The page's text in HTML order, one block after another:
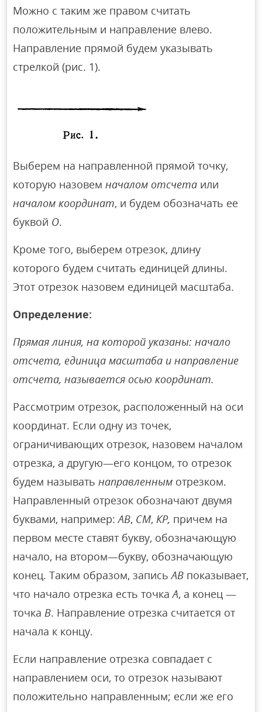
Можно с таким же правом считать
положительным и направление влево.
Направление прямой будем указывать
стрелкой (рис. 1).
Выберем на направленной прямой точку,
которую назовем началом отсчета или
началом координат, и будем обозначать ее
буквой О.
Кроме того, выберем отрезок, длину
которого будем считать единицей длины.
Этот отрезок назовем единицей масштаба.
Определение:
Прямая линия, на которой указаны: начало
отсчета, единица масштаба и направление
отсчета, называется осью координат.
Рассмотрим отрезок, расположенный на оси
координат. Если одну из точек,
ограничивающих отрезок, назовем началом
отрезка, а другую—его концом, то отрезок
будем называтьнаправленным отрезком.
Направленный отрезок обозначают двумя
буквами, например:АВ, СМ,КР, причем на
первом месте ставят букву, обозначающую
начало, на втором—букву, обозначающую
конец. Таким образом, записьАВ показывает,
что начало отрезка есть точкаА, а конец —
точкаВ. Направление отрезка считается от
начала к концу.
Если направление отрезка совпадает с
направлением оси, то отрезок называют
положительно направленным; если же его